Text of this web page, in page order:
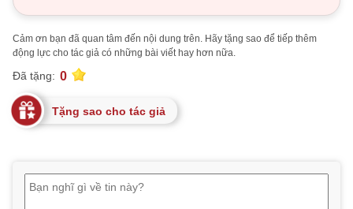
Cảm ơn bạn đã quan tâm đến nội dung trên. Hãy tặng sao để tiếp thêm
động lực cho tác giả có những bài viết hay hơn nữa.
Đã tặng: 0
Tặng sao cho tác giả